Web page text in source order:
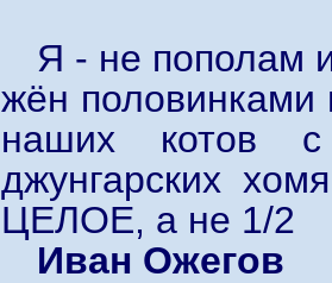
Я - не пополам
жён
наших котов
джунгарских
ЦЕЛОЕ, а не 1/2
Иван Ожегов